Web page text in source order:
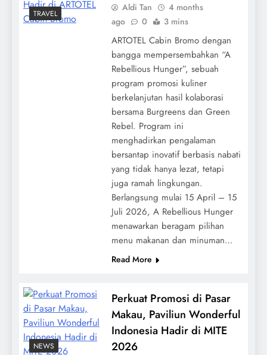
TRAVEL
Aldi Tan
4 months
ago
0 3 mins
ARTOTEL Cabin Bromo dengan
bangga mempersembahkan “A
Rebellious Hunger”, sebuah
program promosi kuliner
berkelanjutan hasil kolaborasi
bersama Burgreens dan Green
Rebel. Program ini
menghadirkan pengalaman
bersantap inovatif berbasis nabati
yang tidak hanya lezat, tetapi
juga ramah lingkungan.
Berlangsung mulai 15 April – 15
Juli 2026, A Rebellious Hunger
menawarkan beragam pilihan
menu makanan dan minuman…
Read More
NEWS
Perkuat Promosi di Pasar
Makau, Paviliun Wonderful
Indonesia Hadir di MITE
2026